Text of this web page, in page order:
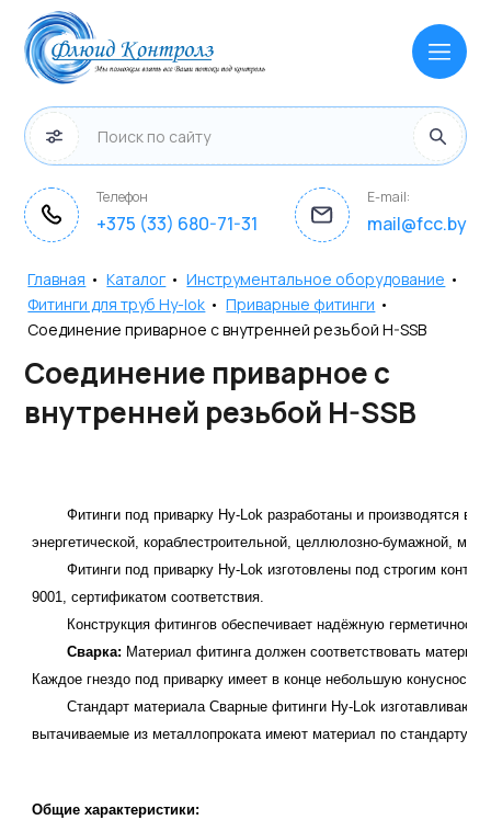
Телефон
+375 (33) 680-71-31
E-mail:
mail@fcc.by
Главная • Каталог • Инструментальное оборудование •
Фитинги для труб Hy-lok • Приварные фитинги •
Соединение приварное с внутренней резьбой H-SSB
Соединение приварное с
внутренней резьбой H-SSB
Фитинги под приварку Hy-Lok разработаны и производятся
энергетической, кораблестроительной, целлюлозно-бумажной,
Фитинги под приварку Hy-Lok изготовлены под строгим
9001, сертификатом соответствия.
Конструкция фитингов обеспечивает надёжную герметичность
Сварка: Материал фитинга должен соответствовать
Каждое гнездо под приварку имеет в конце небольшую
Стандарт материала Сварные фитинги Hy-Lok
вытачиваемые из металлопроката имеют материал по стандарту
Общие характеристики: